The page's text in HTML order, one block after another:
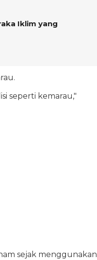
Iklim yang
seperti kemarau,"
sejak menggunakan